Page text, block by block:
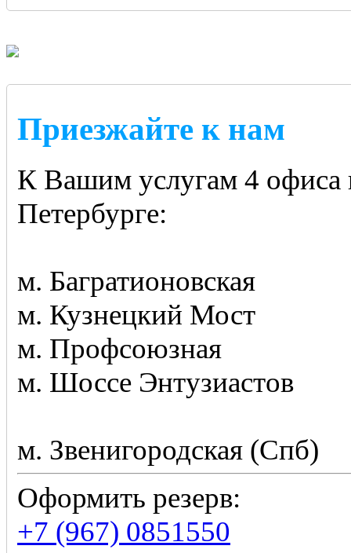
Приезжайте к нам
К Вашим услугам 4 офиса
Петербурге:
м. Багратионовская
м. Кузнецкий Мост
м. Профсоюзная
м. Шоссе Энтузиастов
м. Звенигородская (Спб)
Оформить резерв:
+7 (967) 0851550